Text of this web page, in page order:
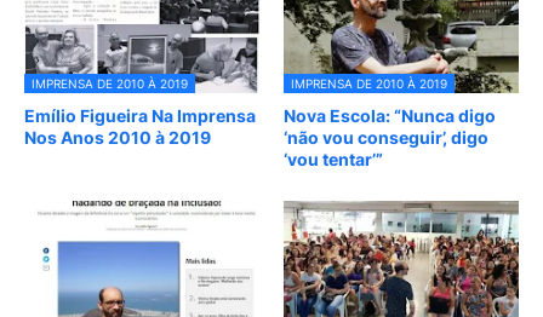
IMPRENSA DE 2010 À 2019
Emílio Figueira Na Imprensa
Nos Anos 2010 à 2019
IMPRENSA DE 2010 À 2019
Nova Escola: “Nunca digo
‘não vou conseguir’, digo
‘vou tentar’”